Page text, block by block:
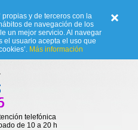
propias y de terceros con la
de navegación de los
un mejor servicio. Al navegar
el usuario acepta el uso que
Más información
telefónica
de 10 a 20 h